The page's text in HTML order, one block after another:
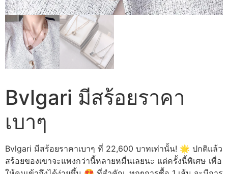
Bvlgari มีสร้อยราคา
เบาๆ
Bvlgari มีสร้อยราคาเบาๆ ที่ 22,600 บาทเท่านั้น! 🌟 ปกติแล้ว
สร้อยของเขาจะแพงกว่านี้หลายหมื่นเลยนะ แต่ครั้งนี้พิเศษ เพื่อ